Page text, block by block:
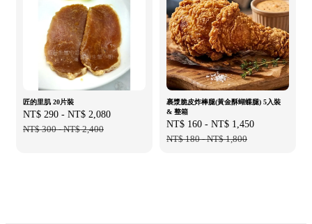
匠的里肌 20片裝
Sale
price
NT$ 290 - NT$ 2,080
NT$ 300-NT$ 2,400
裹漿脆皮炸棒腿(黃金酥蝴蝶腿) 5入裝
& 整箱
Sale
price
NT$ 160 - NT$ 1,450
NT$ 180-NT$ 1,800